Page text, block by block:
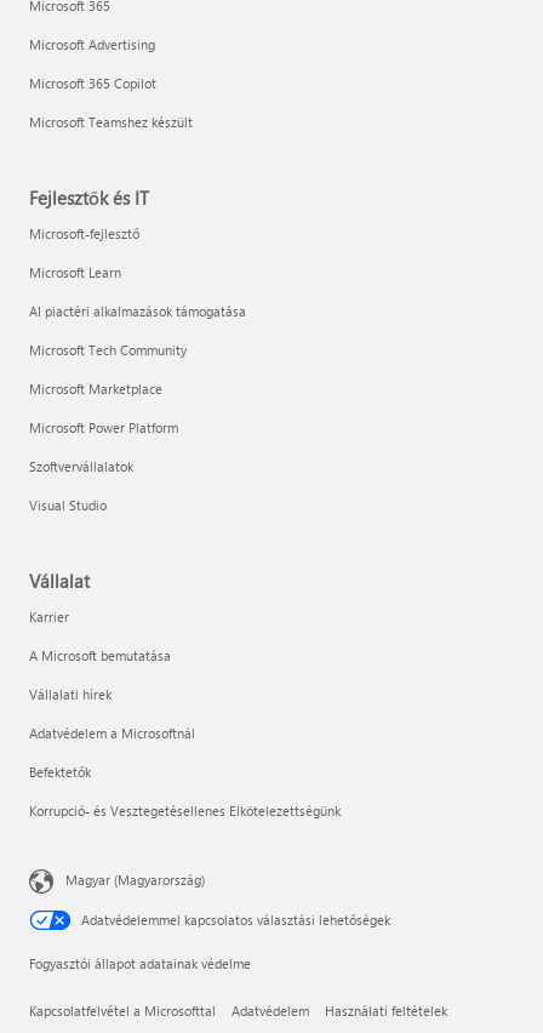
Microsoft 365
Microsoft Advertising
Microsoft 365 Copilot
Microsoft Teamshez készült
Fejlesztők és IT
Microsoft-fejlesztő
Microsoft Learn
AI piactéri alkalmazások támogatása
Microsoft Tech Community
Microsoft Marketplace
Microsoft Power Platform
Szoftvervállalatok
Visual Studio
Vállalat
Karrier
A Microsoft bemutatása
Vállalati hírek
Adatvédelem a Microsoftnál
Befektetők
Korrupció- és Vesztegetésellenes Elkötelezettségünk
Magyar (Magyarország)
Adatvédelemmel kapcsolatos választási lehetőségek
Fogyasztói állapot adatainak védelme
Kapcsolatfelvétel a Microsofttal Adatvédelem Használati feltételek